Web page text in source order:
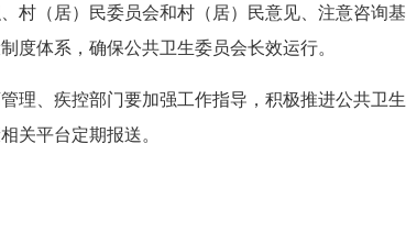
村（居）民委员会和村（居）民意见、注意咨询
度体系，确保公共卫生委员会长效运行。
理、疾控部门要加强工作指导，积极推进公共卫
关平台定期报送。